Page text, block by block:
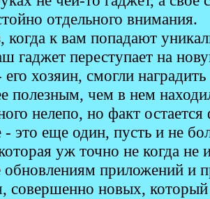
отдельного внимания.
к вам попадают
гаджет переступает на
хозяин, смогли
полезным, чем в нем
нелепо, но факт
- это еще один, пусть и не
уж точно не когда не
обновлениям приложений и
новых, который